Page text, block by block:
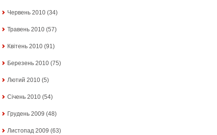
Червень 2010 (34)
Травень 2010 (57)
Квітень 2010 (91)
Березень 2010 (75)
Лютий 2010 (5)
Січень 2010 (54)
Грудень 2009 (48)
Листопад 2009 (63)